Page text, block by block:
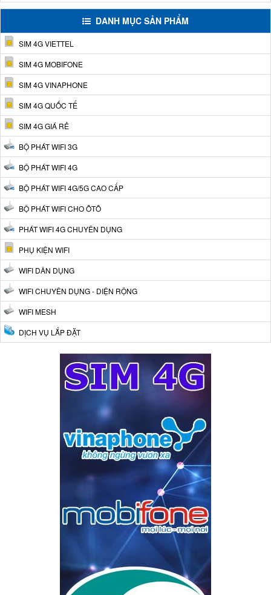
DANH MỤC SẢN PHẨM
SIM 4G VIETTEL
SIM 4G MOBIFONE
SIM 4G VINAPHONE
SIM 4G QUỐC TẾ
SIM 4G GIÁ RẺ
BỘ PHÁT WIFI 3G
BỘ PHÁT WIFI 4G
BỘ PHÁT WIFI 4G/5G CAO CẤP
BỘ PHÁT WIFI CHO ÔTÔ
PHÁT WIFI 4G CHUYÊN DỤNG
PHỤ KIỆN WIFI
WIFI DÂN DỤNG
WIFI CHUYÊN DỤNG - DIỆN RỘNG
WIFI MESH
DỊCH VỤ LẮP ĐẶT